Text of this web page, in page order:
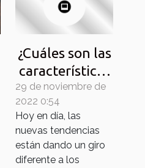
¿Cuáles son las
características
de los juegos
porno gay?
29 de noviembre de
2022 0:54
Hoy en día, las
nuevas tendencias
están dando un giro
diferente a los